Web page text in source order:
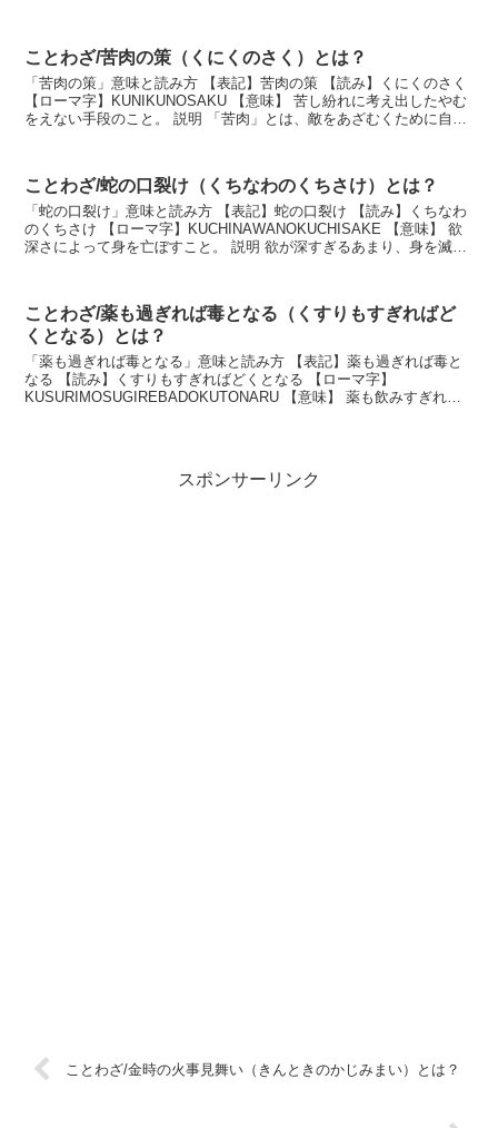
ことわざ/苦肉の策（くにくのさく）とは？
「苦肉の策」意味と読み方 【表記】苦肉の策 【読み】くにくのさく
【ローマ字】KUNIKUNOSAKU 【意味】 苦し紛れに考え出したやむ
をえない手段のこと。 説明 「苦肉」とは、敵をあざむくために自分
ことわざ/蛇の口裂け（くちなわのくちさけ）とは？
「蛇の口裂け」意味と読み方 【表記】蛇の口裂け 【読み】くちなわ
のくちさけ 【ローマ字】KUCHINAWANOKUCHISAKE 【意味】 欲
深さによって身を亡ぼすこと。 説明 欲が深すぎるあまり、身を滅ぼ
ことわざ/薬も過ぎれば毒となる（くすりもすぎればど
くとなる）とは？
「薬も過ぎれば毒となる」意味と読み方 【表記】薬も過ぎれば毒と
なる 【読み】くすりもすぎればどくとなる 【ローマ字】
KUSURIMOSUGIREBADOKUTONARU 【意味】 薬も飲みすぎれ
スポンサーリンク
ことわざ/金時の火事見舞い（きんときのかじみまい）とは？